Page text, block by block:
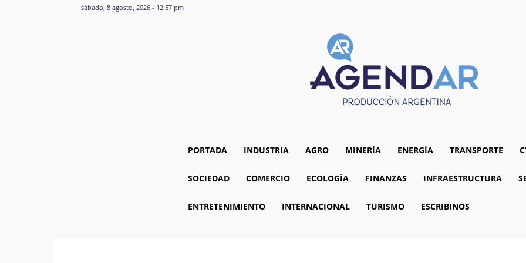
sábado, 8 agosto, 2026 - 12:57 pm
PORTADA INDUSTRIA AGRO MINERÍA ENERGÍA TRANSPORTE
SOCIEDAD COMERCIO ECOLOGÍA FINANZAS INFRAESTRUCTURA
ENTRETENIMIENTO INTERNACIONAL TURISMO ESCRIBINOS